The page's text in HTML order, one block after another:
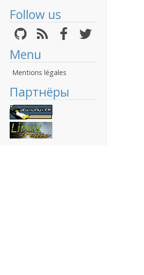
Follow us
Menu
Mentions légales
Партнёры